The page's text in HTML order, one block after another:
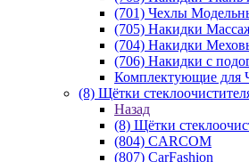
(701) Чехлы
(705) Накидки
(704) Накидки
(706) Накидки с
Комплектующие для
(8) Щётки
Назад
(8) Щётки
(804) CARCOM
(807) CarFashion